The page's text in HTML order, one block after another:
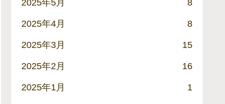
2025年5月 8
2025年4月 8
2025年3月 15
2025年2月 16
2025年1月 1